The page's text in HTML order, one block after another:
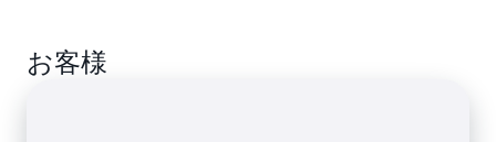
Aurora
データベースから解放されます。Aurora への移
お客様